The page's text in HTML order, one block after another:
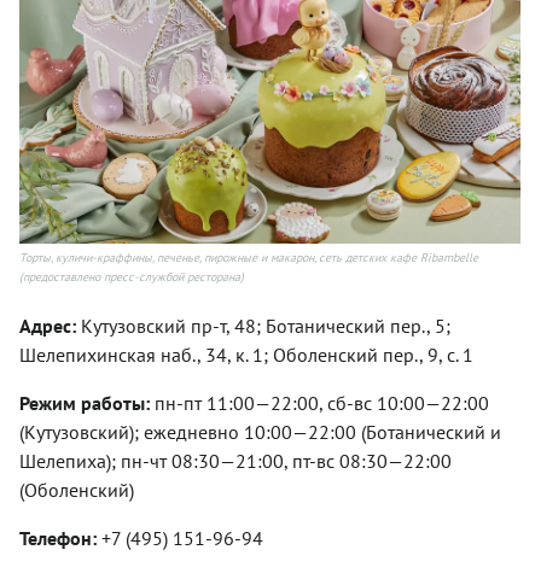
Торты, куличи-краффины, печенье, пирожные и макарон, сеть детских кафе Ribambelle
(предоставлено пресс-службой ресторана)
Адрес: Кутузовский пр-т, 48; Ботанический пер., 5;
Шелепихинская наб., 34, к. 1; Оболенский пер., 9, с. 1
Режим работы: пн-пт 11:00—22:00, сб-вс 10:00—22:00
(Кутузовский); ежедневно 10:00—22:00 (Ботанический и
Шелепиха); пн-чт 08:30—21:00, пт-вс 08:30—22:00
(Оболенский)
Телефон: +7 (495) 151-96-94